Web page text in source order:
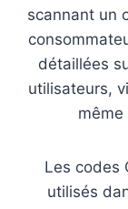
scannant un
détaillées
utilisateurs,
Les codes
utilisés